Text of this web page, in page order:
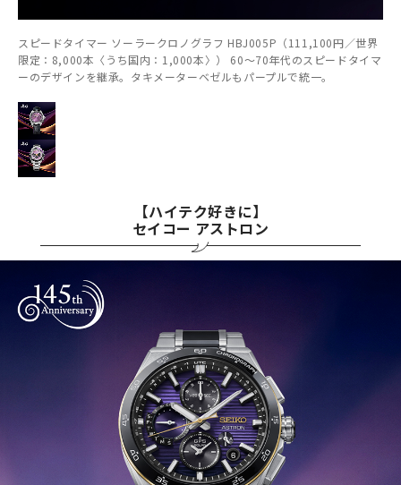
スピードタイマー ソーラークロノグラフ HBJ005P（111,100円／世界
限定：8,000本〈うち国内：1,000本〉） 60～70年代のスピードタイマ
ーのデザインを継承。タキメーターベゼルもパープルで統一。
【ハイテク好きに】
セイコー アストロン